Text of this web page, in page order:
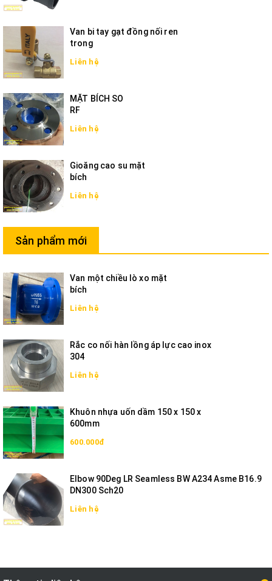
Van bi tay gạt đồng nối ren
trong
Liên hệ
MẶT BÍCH SO
RF
Liên hệ
Gioăng cao su mặt
bích
Liên hệ
Sản phẩm mới
Van một chiều lò xo mặt
bích
Liên hệ
Rắc co nối hàn lồng áp lực cao inox
304
Liên hệ
Khuôn nhựa uốn dầm 150 x 150 x
600mm
600.000đ
Elbow 90Deg LR Seamless BW A234 Asme B16.9
DN300 Sch20
Liên hệ